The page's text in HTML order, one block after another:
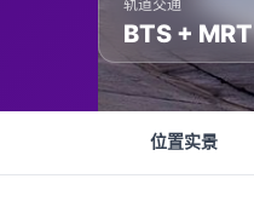
轨道交通
BTS + MRT
位置实景